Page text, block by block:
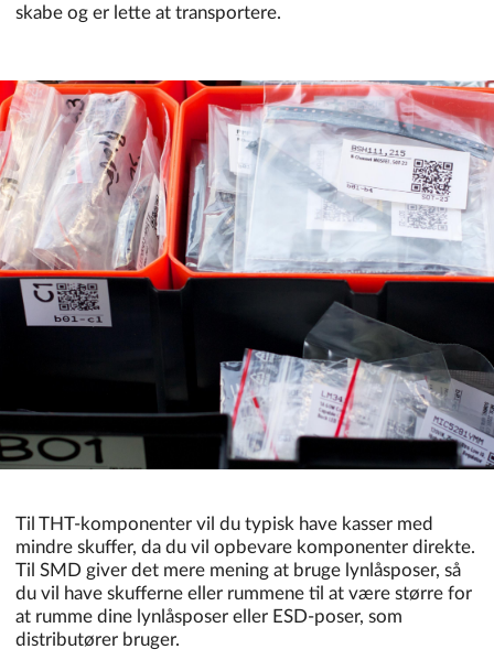
skabe og er lette at transportere.
Til THT-komponenter vil du typisk have kasser med
mindre skuffer, da du vil opbevare komponenter direkte.
Til SMD giver det mere mening at bruge lynlåsposer, så
du vil have skufferne eller rummene til at være større for
at rumme dine lynlåsposer eller ESD-poser, som
distributører bruger.